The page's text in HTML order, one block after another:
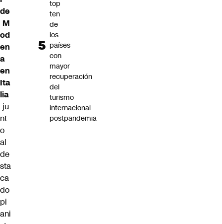
de
M
od
en
a
en
Ita
lia
ju
nt
o
al
de
sta
ca
do
pi
ani
top
ten
de
los
países
con
mayor
recuperación
del
turismo
internacional
postpandemia